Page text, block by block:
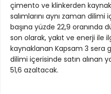
çimento ve klinkerden
salımlarını aynı zaman dilimi
başına yüzde 22,9 oranında
son olarak, yakıt ve enerji ile
kaynaklanan Kapsam 3 sera
dilimi içerisinde satın alınan
51,6 azaltacak.